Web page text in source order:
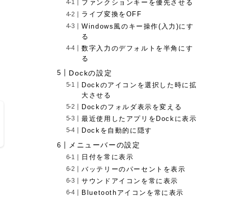
ファンクションキーを優先させる
ライブ変換をOFF
Windows風のキー操作(入力)にす
る
数字入力のデフォルトを半角にす
る
Dockの設定
Dockのアイコンを選択した時に拡
大させる
Dockのフォルダ表示を変える
最近使用したアプリをDockに表示
Dockを自動的に隠す
メニューバーの設定
日付を常に表示
バッテリーのパーセントを表示
サウンドアイコンを常に表示
Bluetoothアイコンを常に表示